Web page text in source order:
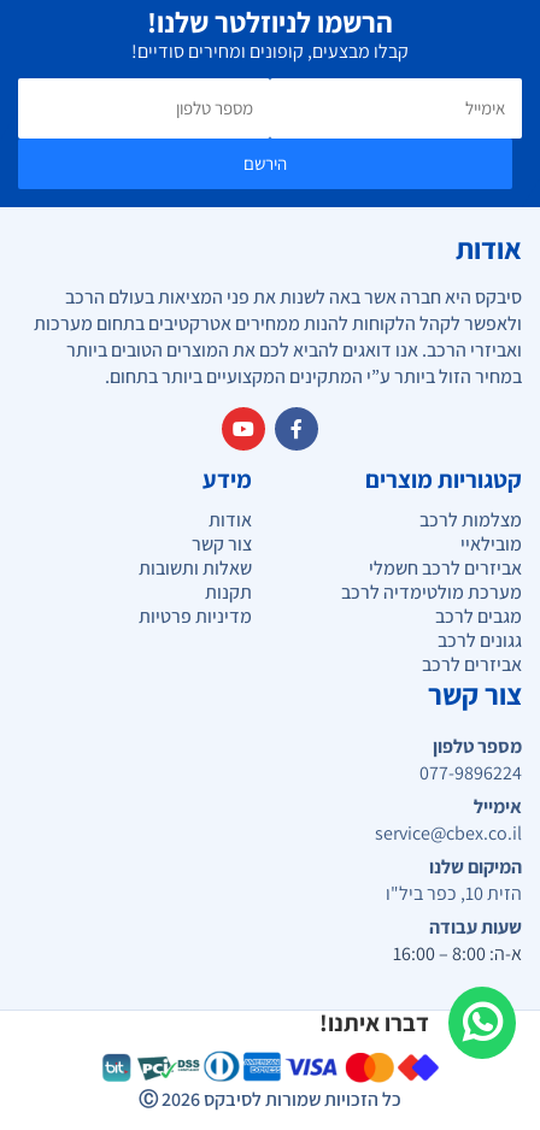
דברו איתנו!
הרשמו לניוזלטר שלנו!
קבלו מבצעים, קופונים ומחירים סודיים!
הירשם
אודות
סיבקס היא חברה אשר באה לשנות את פני המציאות בעולם הרכב
ולאפשר לקהל הלקוחות להנות ממחירים אטרקטיבים בתחום מערכות
ואביזרי הרכב. אנו דואגים להביא לכם את המוצרים הטובים ביותר
במחיר הזול ביותר ע”י המתקינים המקצועיים ביותר בתחום.
קטגוריות מוצרים
מצלמות לרכב
מובילאיי
אביזרים לרכב חשמלי
מערכת מולטימדיה לרכב
מגבים לרכב
גגונים לרכב
אביזרים לרכב
מידע
אודות
צור קשר
שאלות ותשובות
תקנות
מדיניות פרטיות
צור קשר
מספר טלפון
077-9896224
אימייל
service@cbex.co.il
המיקום שלנו
הזית 10, כפר ביל"ו
שעות עבודה
א-ה: 8:00 – 16:00
כל הזכויות שמורות לסיבקס2026
Ⓒ